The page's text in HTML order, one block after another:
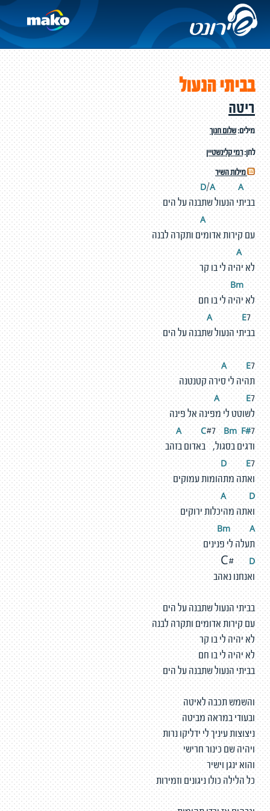
בביתי הנעול
ריטה
מילים:שלום חנוך
לחן:רמי קלינשטיין
מילות השיר
D
/A A
בביתי הנעול שתבנה על הים
A
עם קירות אדומים ותקרה לבנה
A
לא יהיה לי בו קר
לא יהיה לי בו חם
E7
בביתי הנעול שתבנה על הים
A E7
תהיה לי סירה קטנטנה
A E7
לשוטט לי מפינה אל פינה
A C#7 Bm F#7
ודגים בסגול, באדום בזהב
D E7
ואתה מתהומות עמוקים
A D
ואתה מהיכלות ירוקים
Bm A
תעלה לי פנינים
C#
D
ואנחנו נאהב
בביתי הנעול שתבנה על הים
עם קירות אדומים ותקרה לבנה
לא יהיה לי בו קר
לא יהיה לי בו חם
בביתי הנעול שתבנה על הים
והשמש תכבה לאיטה
ובעודי במראה מביטה
ניצוצות עיניך לי ידליקו נרות
ויהיה שם כינור חרישי
והוא ינגן וישיר
כל הלילה כולו ניגונים וזמירות